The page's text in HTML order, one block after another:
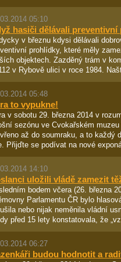
05:10
hasiči dělávali preventivní
v březnu kdysi dělávali
prohlídky, které měly
objektech. Zazděný trám v
v Rybově ulici v roce 1984.
05:48
to vypukne!
v sobotu 29. března 2014 v
sezónu ve Cvokařském
až do soumraku, a to každý
Přijďte se podívat na nové
14:10
uložili vládě zamezit
bodem včera (26. března
Parlamentu ČR bylo
nebo nijak neměnila vládní
před 15 lety konstatovala, že
06:27
budou hodnotit a